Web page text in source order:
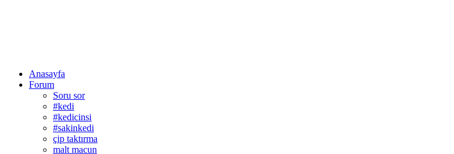
Anasayfa
Forum
Soru sor
#kedi
#kedicinsi
#sakinkedi
çip taktırma
malt macun